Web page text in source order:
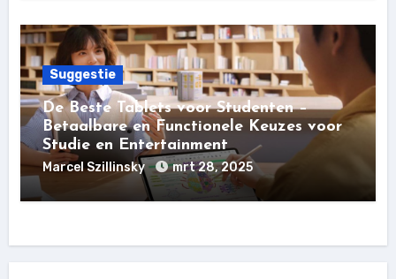
Suggestie
De Beste Tablets voor Studenten –
Betaalbare en Functionele Keuzes voor
Studie en Entertainment
Marcel Szillinsky mrt 28, 2025